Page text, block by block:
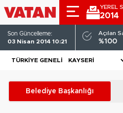
YEREL
2014
Son Güncelleme:
03 Nisan 2014 10:21
Açılan
%100
TÜRKIYE GENELI
Belediye Başkanlığı